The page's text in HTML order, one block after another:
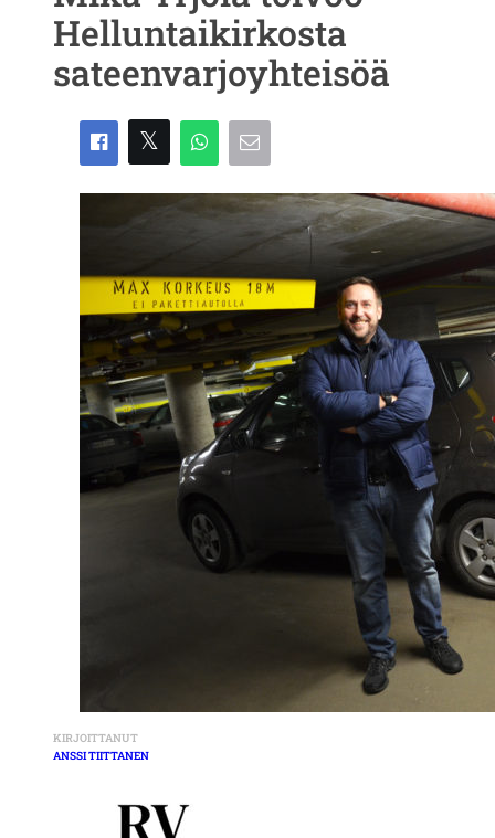
Helluntaikirkosta
sateenvarjoyhteisöä
KIRJOITTANUT
ANSSI TIITTANEN